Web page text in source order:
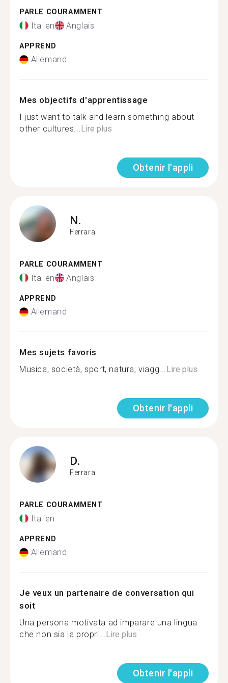
PARLE COURAMMENT
Italien Anglais
APPREND
Allemand
Mes objectifs d'apprentissage
I just want to talk and learn something about
other cultures...Lire plus
Obtenir l'appli
N.
Ferrara
PARLE COURAMMENT
Italien Anglais
APPREND
Allemand
Mes sujets favoris
Musica, società, sport, natura, viagg...Lire plus
Obtenir l'appli
D.
Ferrara
PARLE COURAMMENT
Italien
APPREND
Allemand
Je veux un partenaire de conversation qui
soit
Una persona motivata ad imparare una lingua
che non sia la propri...Lire plus
Obtenir l'appli